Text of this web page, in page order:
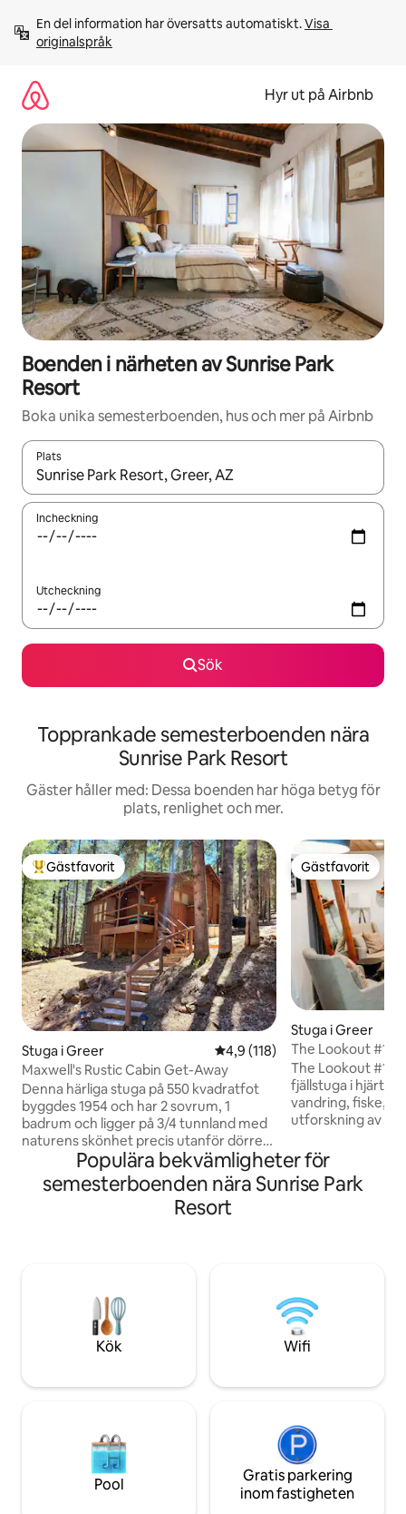
innehåll
En del information har översatts automatiskt. Visa
originalspråk
Hyr ut på Airbnb
Boenden i närheten av Sunrise Park
Resort
Boka unika semesterboenden, hus och mer på Airbnb
Plats
När resultaten är tillgängliga kan du navigera med upp- och
Incheckning
Utcheckning
Sök
Topprankade semesterboenden nära
Sunrise Park Resort
Gäster håller med: Dessa boenden har höga betyg för
plats, renlighet och mer.
Populär gästfavorit
Gästfavorit
Stuga i Greer 4,9 av 5 i genomsnittligt
4,9 (118)
Maxwell's Rustic Cabin Get-Away
Denna härliga stuga på 550 kvadratfot
byggdes 1954 och har 2 sovrum, 1
badrum och ligger på 3/4 tunnland med
naturens skönhet precis utanför dörren.
Denna mysiga semesterbostad är
avskild med begränsad trafik på vägen.
Njut av en lugn natts sömn på en fast
madrass med bäddmadrass och lakan
ursprungligt knutigt furuträ i hela
stugan. Vi hoppas att du kommer att
njuta av vår bit av himlen!
Gästfavorit
Gästfavorit
Stuga i Greer
The Lookout #107
The Lookout
fjällstuga i hjärtat
vandring, fiske,
utforskning av
restauranger och
njut av en dagstur
och Big Lake.
Populära bekvämligheter för
semesterboenden nära Sunrise Park
Resort
Kök Wifi
Pool
Gratis parkering
inom fastigheten